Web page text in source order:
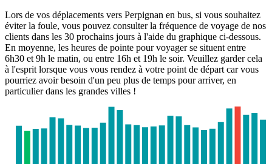
Lors de vos déplacements vers Perpignan en bus, si vous souhaitez
éviter la foule, vous pouvez consulter la fréquence de voyage de nos
clients dans les 30 prochains jours à l'aide du graphique ci-dessous.
En moyenne, les heures de pointe pour voyager se situent entre
6h30 et 9h le matin, ou entre 16h et 19h le soir. Veuillez garder cela
à l'esprit lorsque vous vous rendez à votre point de départ car vous
pourriez avoir besoin d'un peu plus de temps pour arriver, en
particulier dans les grandes villes !